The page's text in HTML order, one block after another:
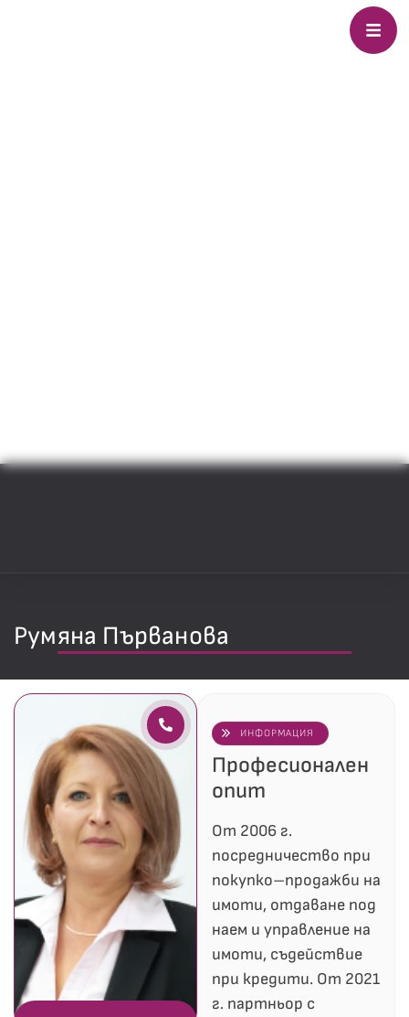
Румяна Първанова
ИНФОРМАЦИЯ
Професионален
опит
От 2006 г.
посредничество при
покупко–продажби на
имоти, отдаване под
наем и управление на
имоти, съдействие
при кредити. От 2021
г. партньор с